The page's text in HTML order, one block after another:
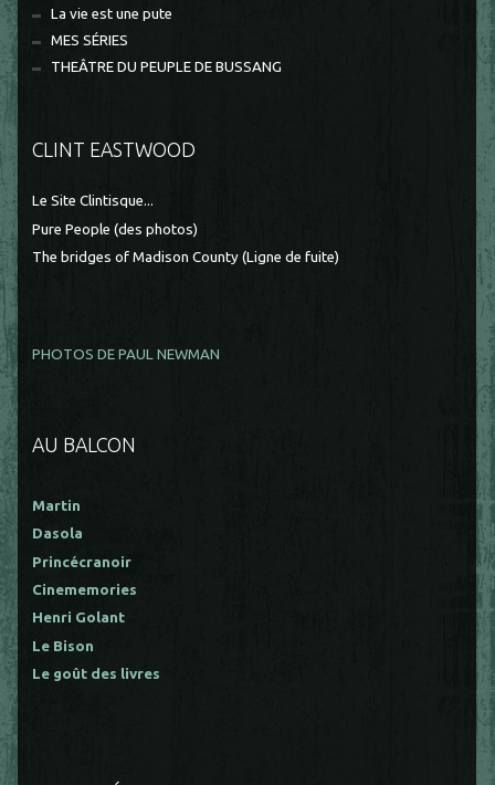
La vie est une pute
MES SÉRIES
THEÂTRE DU PEUPLE DE BUSSANG
CLINT EASTWOOD
Le Site Clintisque...
Pure People (des photos)
The bridges of Madison County (Ligne de fuite)
PHOTOS DE PAUL NEWMAN
AU BALCON
Martin
Dasola
Princécranoir
Cinememories
Henri Golant
Le Bison
Le goût des livres